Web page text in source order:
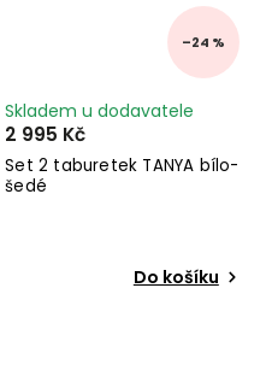
–24 %
Set 2 taburetek TANYA bílo-
šedé
Skladem u dodavatele
2 995 Kč
Do košíku